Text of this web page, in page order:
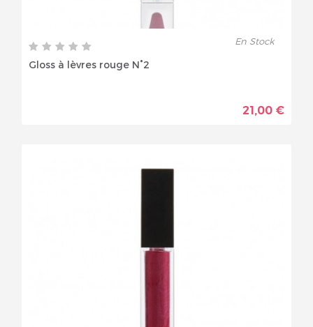
En Stock
Gloss à lèvres rouge N°2
21,00 €